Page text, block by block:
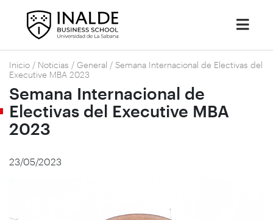
Inicio / Noticias / General / Semana Internacional de Electivas del
Executive MBA 2023
Semana Internacional de
Electivas del Executive MBA
2023
23/05/2023